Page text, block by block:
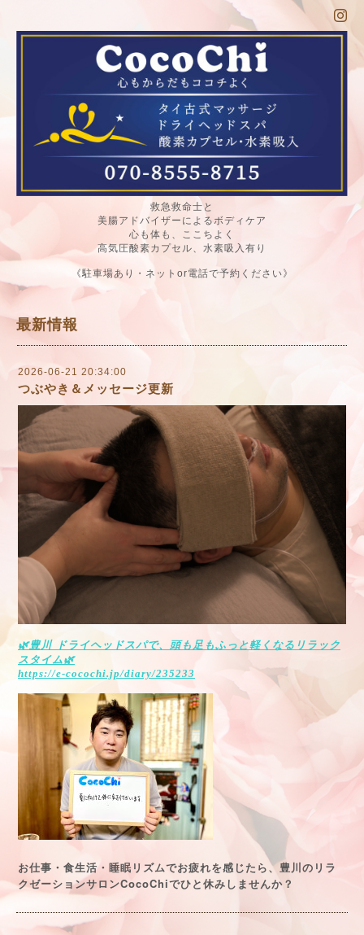
救急救命士と
美腸アドバイザーによるボディケア
心も体も、ここちよく
高気圧酸素カプセル、水素吸入有り
《駐車場あり・ネットor電話で予約ください》
最新情報
2026-06-21 20:34:00
つぶやき＆メッセージ更新
🌿豊川 ドライヘッドスパで、頭も足もふっと軽くなるリラック
スタイム🌿
https://e-cocochi.jp/diary/235233
お仕事・食生活・睡眠リズムでお疲れを感じたら、豊川のリラ
クゼーションサロンCocoChiでひと休みしませんか？